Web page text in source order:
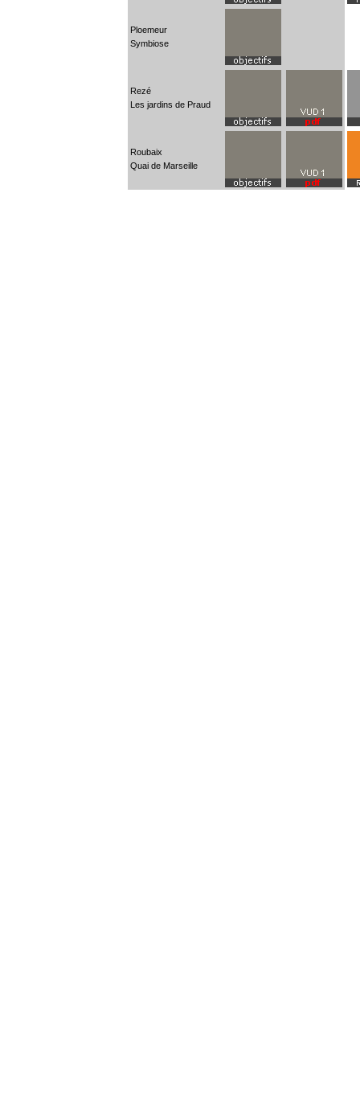
Ploemeur
Symbiose
Rezé
Les jardins de Praud
Roubaix
Quai de Marseille